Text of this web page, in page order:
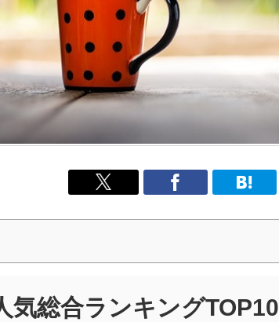
気総合ランキングTOP10